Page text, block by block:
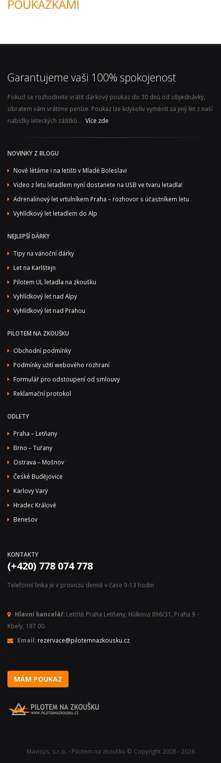
POUKÁZKAMI
Garantujeme vaši 100% spokojenost
Pokud se rozhodnete vrátit dárkový poukaz do 30 dnů od objednávky,
obratem vám vrátíme peníze. Poukaz lze kdykoliv vyměnit za jiný let z naší
nabídky leteckých zážitků... Více zde
NOVINKY Z BLOGU
Nově létáme i na letišti v Mladé Boleslavi
Video z letu letadlem nyní dostanete na USB ve tvaru letadla!
Adrenalinový let vrtulníkem Praha – rozhovor s účastníkem letu
Vyhlídkový let letadlem do Alp
NEJLEPŠÍ DÁRKY
Tipy na vánoční dárky
Let na Karlštejn
Pilotem UL letadla na zkoušku
Vyhlídkový let nad Alpy
Vyhlídkový let nad Prahou
PILOTEM NA ZKOUŠKU
Obchodní podmínky
Podmínky užití webového rozhraní
Formulář pro odstoupení od smlouvy
Reklamační protokol
ODLETY
Praha – Letňany
Brno – Tuřany
Ostrava – Mošnov
České Budějovice
Karlovy Vary
Hradec Králové
Benešov
KONTAKTY
(+420) 778 074 778
Telefonní linka je v provozu denně v čase 9-13 hodin
Hlavní kancelář: Letiště Praha Letňany, Hůlkova 896/31, Praha 9 -
Kbely, 197 00
Email: rezervace@pilotemnazkousku.cz
MÁM POUKAZ
Mavisys, s.r.o. - Pilotem na zkoušku © Copyright 2008 - 2026